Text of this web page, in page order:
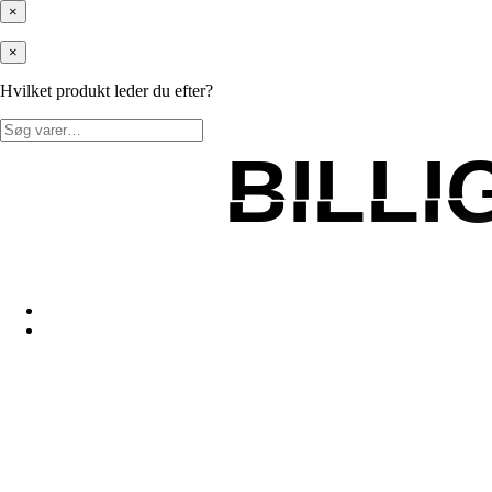
×
×
Hvilket produkt leder du efter?
Søg
efter: